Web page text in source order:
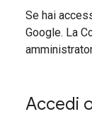
Se hai
Google. La
Accedi